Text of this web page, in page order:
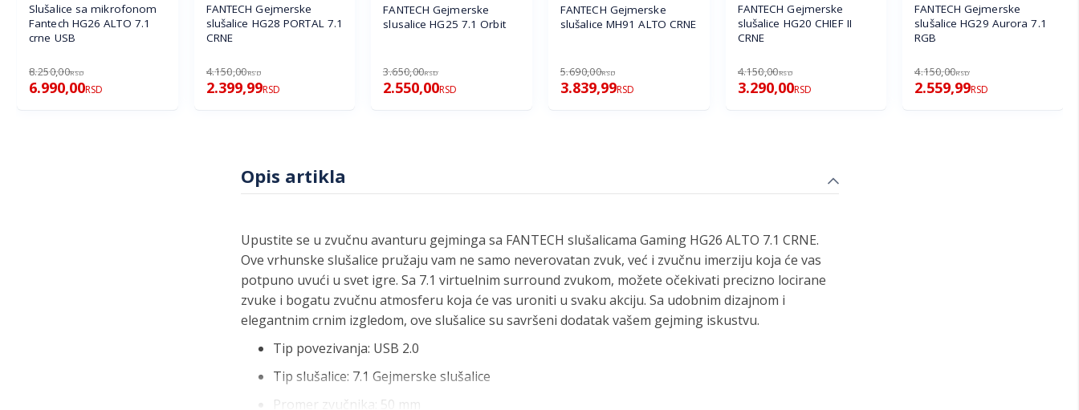
Slušalice sa mikrofonom
Fantech HG26 ALTO 7.1
crne USB
8.250,00RSD
6.990,00RSD
FANTECH Gejmerske
slušalice HG28 PORTAL 7.1
CRNE
4.150,00RSD
2.399,99RSD
FANTECH Gejmerske
slusalice HG25 7.1 Orbit
3.650,00RSD
2.550,00RSD
FANTECH Gejmerske
slušalice MH91 ALTO CRNE
5.690,00RSD
3.839,99RSD
FANTECH Gejmerske
slušalice HG20 CHIEF II
CRNE
4.150,00RSD
3.290,00RSD
FANTECH Gejmerske
slušalice HG29 Aurora 7.1
RGB
4.150,00RSD
2.559,99RSD
Opis artikla
Upustite se u zvučnu avanturu gejminga sa FANTECH slušalicama Gaming HG26 ALTO 7.1 CRNE.
Ove vrhunske slušalice pružaju vam ne samo neverovatan zvuk, već i zvučnu imerziju koja će vas
potpuno uvući u svet igre. Sa 7.1 virtuelnim surround zvukom, možete očekivati precizno locirane
zvuke i bogatu zvučnu atmosferu koja će vas uroniti u svaku akciju. Sa udobnim dizajnom i
elegantnim crnim izgledom, ove slušalice su savršeni dodatak vašem gejming iskustvu.
Tip povezivanja: USB 2.0
Tip slušalice: 7.1 Gejmerske slušalice
Promer zvučnika: 50 mm